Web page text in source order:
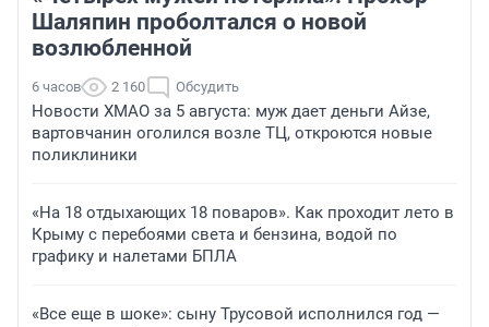
Шаляпин проболтался о новой
возлюбленной
6 часов 2 160 Обсудить
Новости ХМАО за 5 августа: муж дает деньги Айзе,
вартовчанин оголился возле ТЦ, откроются новые
поликлиники
«На 18 отдыхающих 18 поваров». Как проходит лето в
Крыму с перебоями света и бензина, водой по
графику и налетами БПЛА
«Все еще в шоке»: сыну Трусовой исполнился год —